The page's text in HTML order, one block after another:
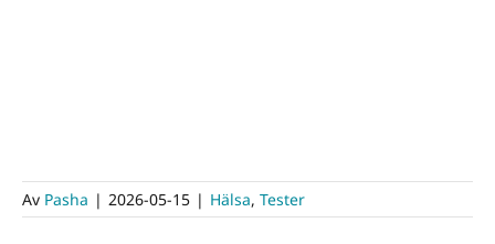
Av Pasha | 2026-05-15 | Hälsa, Tester